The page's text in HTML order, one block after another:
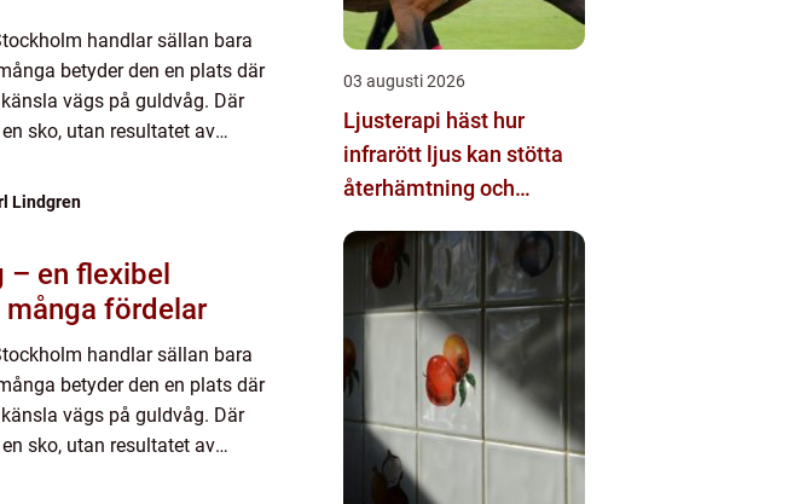
handlar sällan bara
betyder den en plats där
vägs på guldvåg. Där
sko, utan resultatet av
Lindgren
– en flexibel
fördelar
handlar sällan bara
betyder den en plats där
vägs på guldvåg. Där
sko, utan resultatet av
03 augusti 2026
Ljusterapi häst hur
infrarött ljus kan stötta
återhämtning och